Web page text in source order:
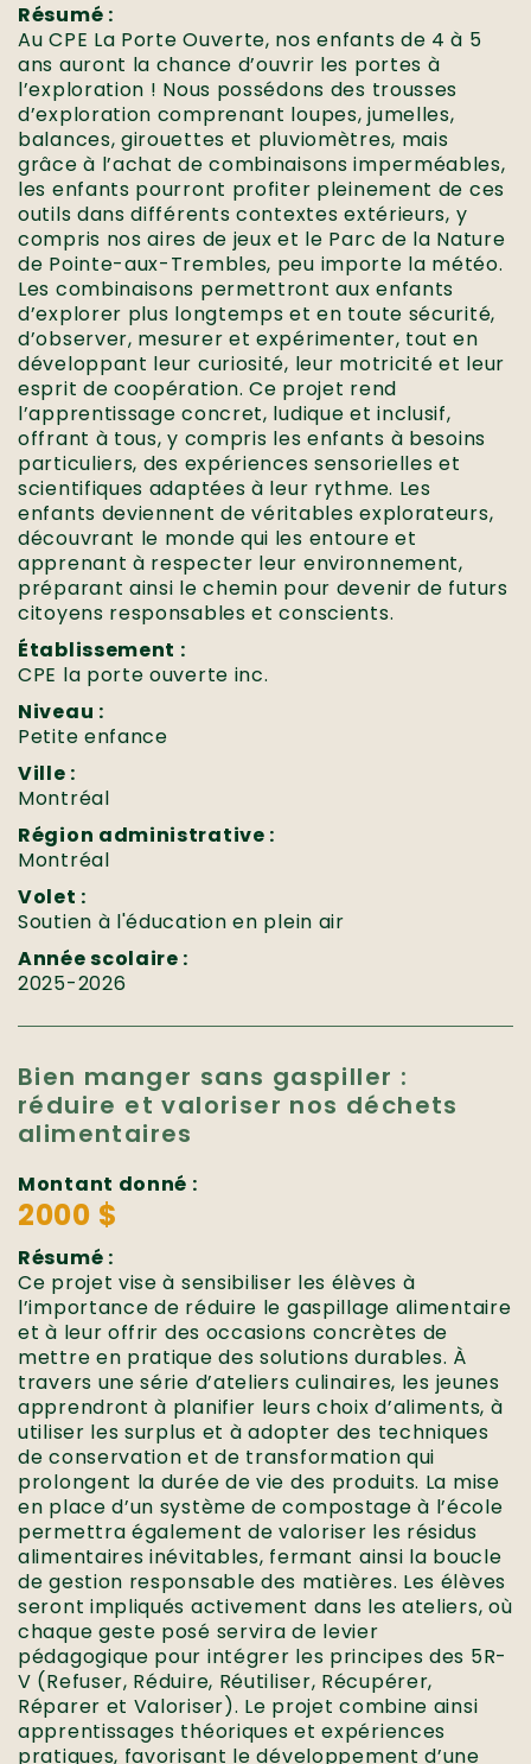
Résumé :
Au CPE La Porte Ouverte, nos enfants de 4 à 5
ans auront la chance d’ouvrir les portes à
l’exploration ! Nous possédons des trousses
d’exploration comprenant loupes, jumelles,
balances, girouettes et pluviomètres, mais
grâce à l’achat de combinaisons imperméables,
les enfants pourront profiter pleinement de ces
outils dans différents contextes extérieurs, y
compris nos aires de jeux et le Parc de la Nature
de Pointe-aux-Trembles, peu importe la météo.
Les combinaisons permettront aux enfants
d’explorer plus longtemps et en toute sécurité,
d’observer, mesurer et expérimenter, tout en
développant leur curiosité, leur motricité et leur
esprit de coopération. Ce projet rend
l’apprentissage concret, ludique et inclusif,
offrant à tous, y compris les enfants à besoins
particuliers, des expériences sensorielles et
scientifiques adaptées à leur rythme. Les
enfants deviennent de véritables explorateurs,
découvrant le monde qui les entoure et
apprenant à respecter leur environnement,
préparant ainsi le chemin pour devenir de futurs
citoyens responsables et conscients.
Établissement :
CPE la porte ouverte inc.
Niveau :
Petite enfance
Ville :
Montréal
Région administrative :
Montréal
Volet :
Soutien à l'éducation en plein air
Année scolaire :
2025-2026
Bien manger sans gaspiller :
réduire et valoriser nos déchets
alimentaires
Montant donné :
2000 $
Résumé :
Ce projet vise à sensibiliser les élèves à
l’importance de réduire le gaspillage alimentaire
et à leur offrir des occasions concrètes de
mettre en pratique des solutions durables. À
travers une série d’ateliers culinaires, les jeunes
apprendront à planifier leurs choix d’aliments, à
utiliser les surplus et à adopter des techniques
de conservation et de transformation qui
prolongent la durée de vie des produits. La mise
en place d’un système de compostage à l’école
permettra également de valoriser les résidus
alimentaires inévitables, fermant ainsi la boucle
de gestion responsable des matières. Les élèves
seront impliqués activement dans les ateliers, où
chaque geste posé servira de levier
pédagogique pour intégrer les principes des 5R-
V (Refuser, Réduire, Réutiliser, Récupérer,
Réparer et Valoriser). Le projet combine ainsi
apprentissages théoriques et expériences
pratiques, favorisant le développement d’une